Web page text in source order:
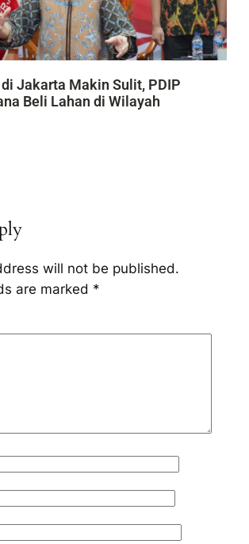
Jakarta Makin Sulit, PDIP
Beli Lahan di Wilayah
will not be published.
are marked *